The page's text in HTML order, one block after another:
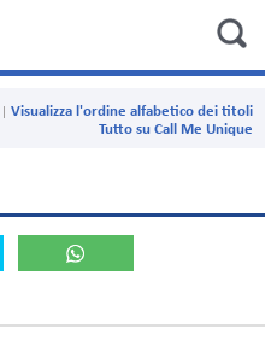
Visualizza l'ordine alfabetico dei titoli
Tutto su Call Me Unique